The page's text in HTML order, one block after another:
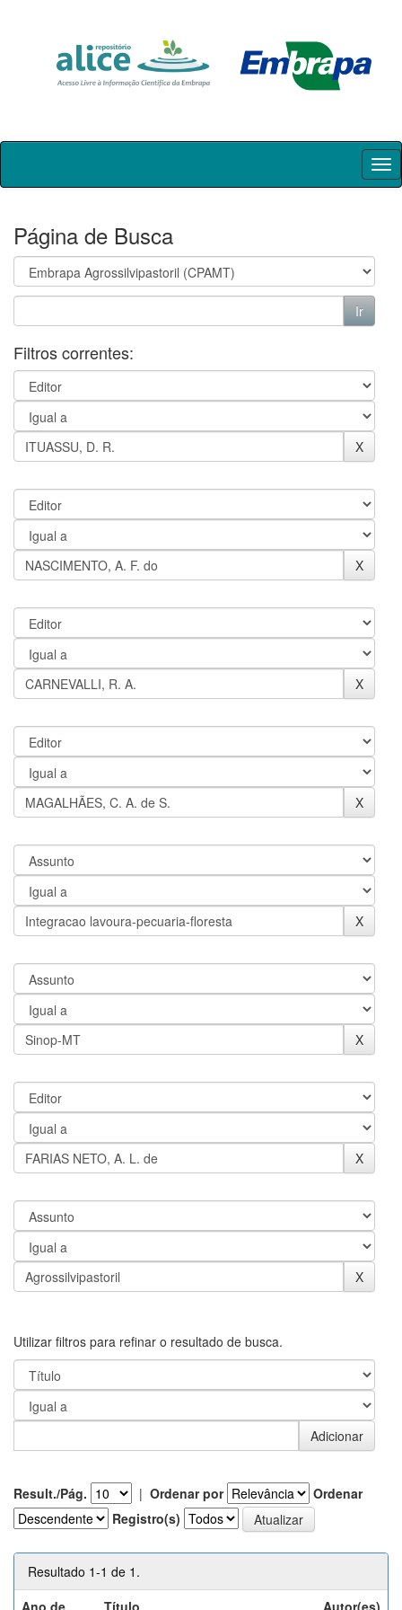
Skip
Página de Busca
Filtros correntes:
Utilizar filtros para refinar o resultado de busca.
Result./Pág. | Ordenar por
Ordenar
Registro(s)
Resultado 1-1 de 1.
Ano de
Título Autor(es)